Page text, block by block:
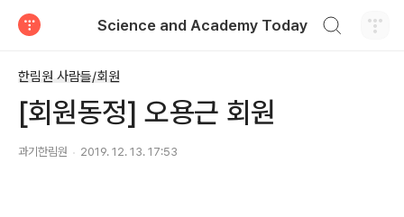
Science and Academy Today
한림원 사람들/회원
[회원동정] 오용근 회원
과기한림원 2019. 12. 13. 17:53